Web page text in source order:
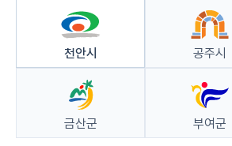
천안시 공주시
금산군 부여군